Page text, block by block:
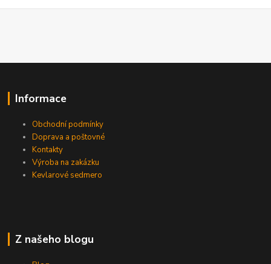
Informace
Obchodní podmínky
Doprava a poštovné
Kontakty
Výroba na zakázku
Kevlarové sedmero
Z našeho blogu